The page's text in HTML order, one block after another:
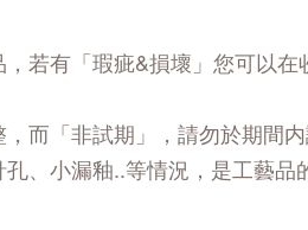
若有「瑕疵&損壞」您可以
而「非試期」，請勿於期間内
、小漏釉..等情況，是工藝